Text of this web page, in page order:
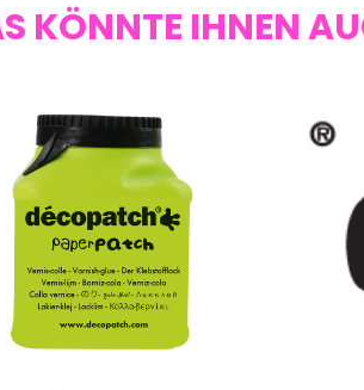
KÖNNTE IHNEN